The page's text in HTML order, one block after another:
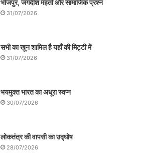
भोजपुर, जगदीश महतो और सामाजिक प्रश्न
31/07/2026
सभी का खून शामिल है यहाँ की मिट्टी में
31/07/2026
भयमुक्त भारत का अधूरा स्वप्न
30/07/2026
लोकतंत्र की वापसी का उद्घोष
28/07/2026